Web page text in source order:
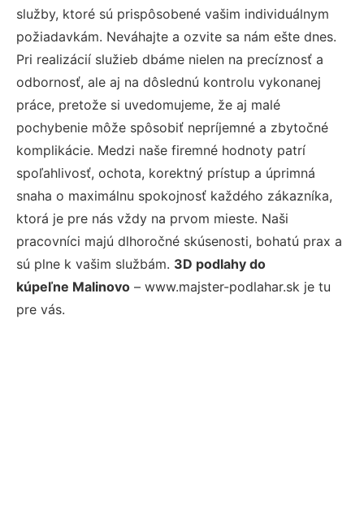
služby, ktoré sú prispôsobené vašim individuálnym
požiadavkám. Neváhajte a ozvite sa nám ešte dnes.
Pri realizácií služieb dbáme nielen na precíznosť a
odbornosť, ale aj na dôslednú kontrolu vykonanej
práce, pretože si uvedomujeme, že aj malé
pochybenie môže spôsobiť nepríjemné a zbytočné
komplikácie. Medzi naše firemné hodnoty patrí
spoľahlivosť, ochota, korektný prístup a úprimná
snaha o maximálnu spokojnosť každého zákazníka,
ktorá je pre nás vždy na prvom mieste. Naši
pracovníci majú dlhoročné skúsenosti, bohatú prax a
sú plne k vašim službám. 3D podlahy do
kúpeľne Malinovo – www.majster-podlahar.sk je tu
pre vás.